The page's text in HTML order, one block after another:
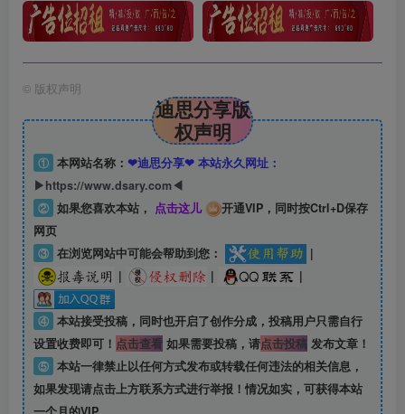
© 版权声明
迪思分享版
权声明
① 本网站名称： ❤迪思分享❤ 本站永久网址：
▶https://www.dsary.com◀
② 如果您喜欢本站， 点击这儿
开通VIP，同时按Ctrl+D保存
网页
③ 在浏览网站中可能会帮助到您：
|
|
| |
④ 本站接受投稿，同时也开启了创作分成，投稿用户只需自行
设置收费即可！ 点击查看如果需要投稿，请点击投稿发布文章！
⑤ 本站一律禁止以任何方式发布或转载任何违法的相关信息，
如果发现请点击上方联系方式进行举报！情况如实，可获得本站